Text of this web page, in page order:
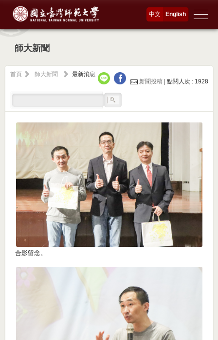
English
中文
師大新聞
首頁 師大新聞
最新消息
新聞投稿 |點閱人次 : 1928
合影留念。